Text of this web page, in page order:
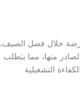
خلال فصل الصيف،
منها، مما يتطلب
التشغيلية